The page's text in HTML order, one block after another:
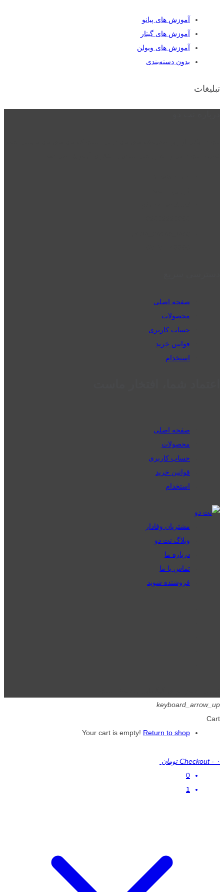
آموزش های پیانو
آموزش های گیتار
آموزش های ویولن
بدون دسته‌بندی
تبلیغات
صفحه اصلی
محصولات
حساب کاربری
قوانین خرید
استخدام
صفحه اصلی
محصولات
حساب کاربری
قوانین خرید
استخدام
مشتریان وفادار
وبلاگ نت دو
درباره ما
تماس با ما
فروشنده شوید
keyboard_arrow_up
Cart
Your cart is empty! Return to shop
Checkout - ۰ تومان
0
1